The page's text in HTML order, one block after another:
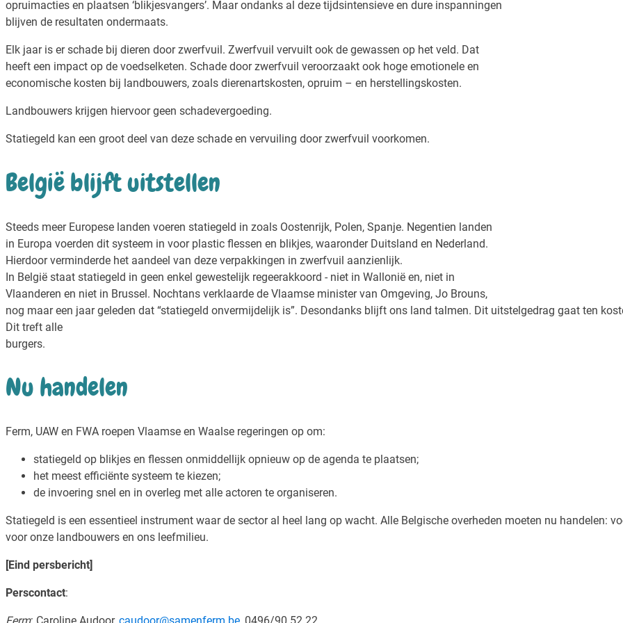
opruimacties en plaatsen ‘blikjesvangers’. Maar ondanks al deze tijdsintensieve en dure inspanningen
blijven de resultaten ondermaats.
Elk jaar is er schade bij dieren door zwerfvuil. Zwerfvuil vervuilt ook de gewassen op het veld. Dat
heeft een impact op de voedselketen. Schade door zwerfvuil veroorzaakt ook hoge emotionele en
economische kosten bij landbouwers, zoals dierenartskosten, opruim – en herstellingskosten.
Landbouwers krijgen hiervoor geen schadevergoeding.
Statiegeld kan een groot deel van deze schade en vervuiling door zwerfvuil voorkomen.
België blijft uitstellen
Steeds meer Europese landen voeren statiegeld in zoals Oostenrijk, Polen, Spanje. Negentien landen
in Europa voerden dit systeem in voor plastic flessen en blikjes, waaronder Duitsland en Nederland.
Hierdoor verminderde het aandeel van deze verpakkingen in zwerfvuil aanzienlijk.
In België staat statiegeld in geen enkel gewestelijk regeerakkoord - niet in Wallonië en, niet in
Vlaanderen en niet in Brussel. Nochtans verklaarde de Vlaamse minister van Omgeving, Jo Brouns,
nog maar een jaar geleden dat “statiegeld onvermijdelijk is”. Desondanks blijft ons land talmen. Dit uitstelgedrag gaat ten
Dit treft alle
burgers.
Nu handelen
Ferm, UAW en FWA roepen Vlaamse en Waalse regeringen op om:
statiegeld op blikjes en flessen onmiddellijk opnieuw op de agenda te plaatsen;
het meest efficiënte systeem te kiezen;
de invoering snel en in overleg met alle actoren te organiseren.
Statiegeld is een essentieel instrument waar de sector al heel lang op wacht. Alle Belgische overheden moeten nu handelen:
voor onze landbouwers en ons leefmilieu.
[Eind persbericht]
Perscontact: